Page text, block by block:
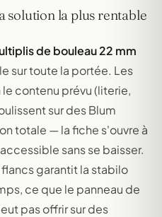
solution la plus rentable
de bouleau 22 mm
sur toute la portée. Les
contenu prévu (literie,
sur des Blum
totale — la fiche s'ouvre à
sans se baisser.
garantit la stabilo
ce que le panneau de
pas offrir sur des